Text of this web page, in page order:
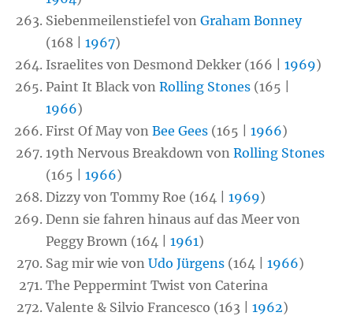
Siebenmeilenstiefel vonGraham Bonney
(168 |1967)
Israelites von Desmond Dekker (166 |1969)
Paint It Black vonRolling Stones (165 |
1966)
First Of May vonBee Gees (165 |1966)
19th Nervous Breakdown vonRolling Stones
(165 |1966)
Dizzy von Tommy Roe (164 |1969)
Denn sie fahren hinaus auf das Meer von
Peggy Brown (164 |1961)
Sag mir wie vonUdo Jürgens (164 |1966)
The Peppermint Twist von Caterina
Valente & Silvio Francesco (163 |1962)